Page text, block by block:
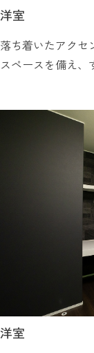
洋室
落ち着いたアクセ
スペースを備え、
洋室